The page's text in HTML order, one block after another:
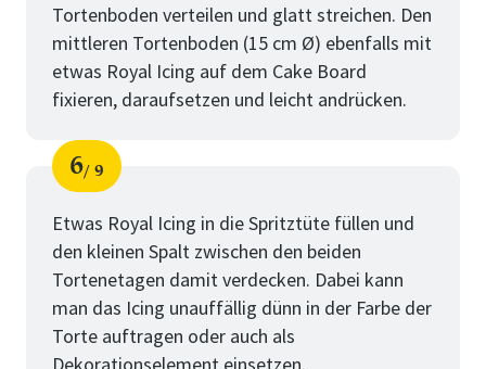
Tortenboden verteilen und glatt streichen. Den
mittleren Tortenboden (15 cm Ø) ebenfalls mit
etwas Royal Icing auf dem Cake Board
fixieren, daraufsetzen und leicht andrücken.
Schritt
6
von
9
Etwas Royal Icing in die Spritztüte füllen und
den kleinen Spalt zwischen den beiden
Tortenetagen damit verdecken. Dabei kann
man das Icing unauffällig dünn in der Farbe der
Torte auftragen oder auch als